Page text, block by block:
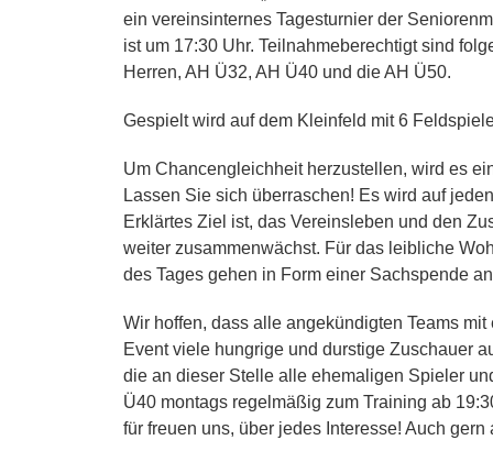
ein vereinsinternes Tagesturnier der
ist um 17:30 Uhr. Teilnahmeberechtigt sind
Herren, AH Ü32, AH Ü40 und die AH Ü50.
Gespielt wird auf dem Kleinfeld mit 6
Um Chancengleichheit herzustellen, wird es
Lassen Sie sich überraschen! Es wird auf
Erklärtes Ziel ist, das Vereinsleben und den
weiter zusammenwächst. Für das leibliche
des Tages gehen in Form einer Sachspende
Wir hoffen, dass alle angekündigten Teams
Event viele hungrige und durstige Zuschauer
die an dieser Stelle alle ehemaligen Spieler
Ü40 montags regelmäßig zum Training ab
für freuen uns, über jedes Interesse! Auch gern